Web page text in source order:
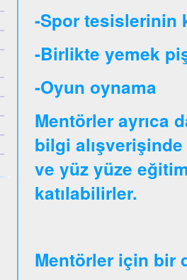
-Spor tesislerinin
-Birlikte yemek
-Oyun oynama
Mentörler ayrıca
bilgi
ve yüz yüze
katılabilirler.
Mentörler için bir